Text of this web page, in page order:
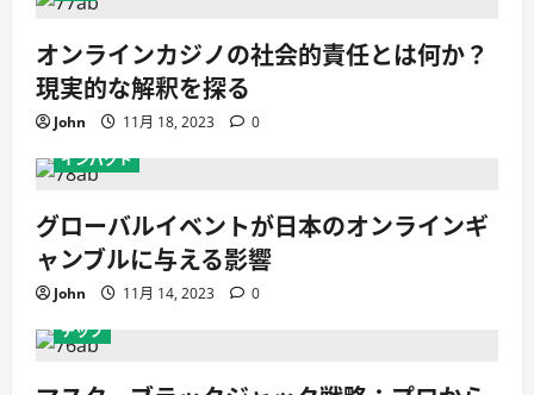
与
え
る
影
響
に
い
て
し
く
読
む
オンラインカジノの社会的責任とは何か？
現実的な解釈を探る
John 11月 18, 2023
0
インパクト
グローバルイベントが日本のオンラインギ
ャンブルに与える影響
John 11月 14, 2023
0
チップ